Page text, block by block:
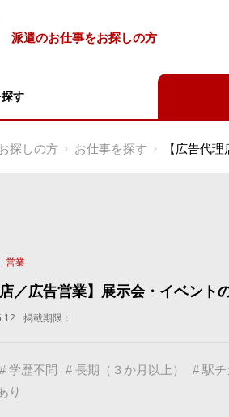
派遣のお仕事をお探しの方
す
探しの方 お仕事を探す 【広告代
営業
店／広告営業】展示会・イベン
掲載期限：
# 学歴不問 # 長期（３か月以上） # 駅
り